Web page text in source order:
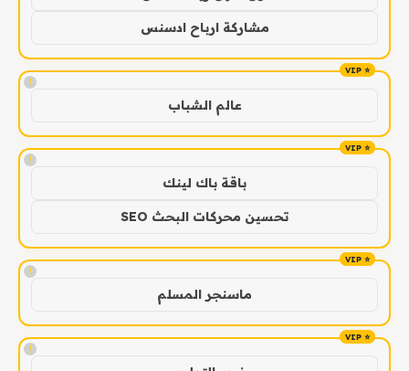
مشاركة ارباح ادسنس
!
عالم الشباب
!
باقة باك لينك
تحسين محركات البحث SEO
!
ماسنجر المسلم
!